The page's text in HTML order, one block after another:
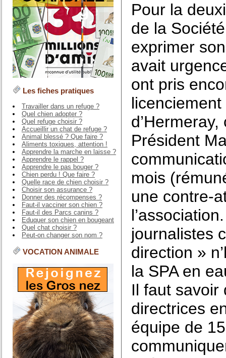
Les fiches pratiques
Travailler dans un refuge ?
Quel chien adopter ?
Quel refuge choisir ?
Accueillir un chat de refuge ?
Animal blessé ? Que faire ?
Aliments toxiques, attention !
Apprendre la marche en laisse ?
Apprendre le rappel ?
Apprendre le pas bouger ?
Chien perdu ! Que faire ?
Quelle race de chien choisir ?
Choisir son assurance ?
Donner des récompenses ?
Faut-il vacciner son chien ?
Faut-il des Parcs canins ?
Eduquer son chien en bougeant
Quel chat choisir ?
Peut-on changer son nom ?
VOCATION ANIMALE
Pour la
de la
exprimer
avait
ont pris
Président
mois
une contre-
journalistes
direction »
la SPA en
Il faut savoir
directrices
équipe de